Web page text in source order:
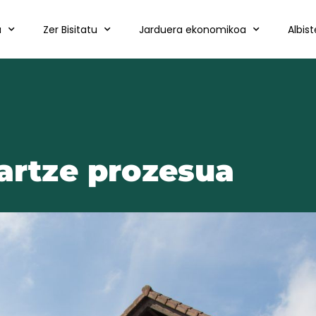
Zer Bisitatu Jarduera ekonomikoa
prozesua